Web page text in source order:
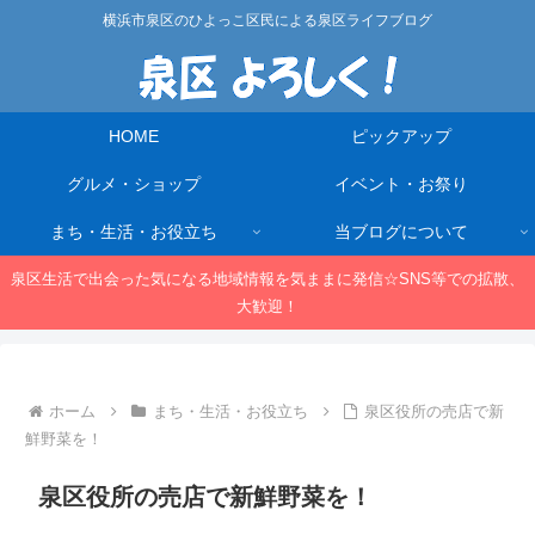
横浜市泉区のひよっこ区民による泉区ライフブログ
HOME ピックアップ
グルメ・ショップ イベント・お祭り
まち・生活・お役立ち 当ブログについて
泉区生活で出会った気になる地域情報を気ままに発信☆SNS等での拡散、
大歓迎！
ホーム まち・生活・お役立ち
泉区役所の売店で新
鮮野菜を！
泉区役所の売店で新鮮野菜を！